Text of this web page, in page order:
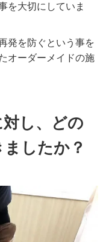
を大切にしていま
発を防ぐという事を
オーダーメイドの施
し、どの
したか？